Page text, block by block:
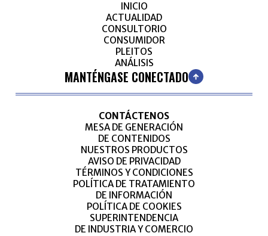
INICIO
ACTUALIDAD
CONSULTORIO
CONSUMIDOR
PLEITOS
ANÁLISIS
MANTÉNGASE CONECTADO
CONTÁCTENOS
MESA DE GENERACIÓN
DE CONTENIDOS
NUESTROS PRODUCTOS
AVISO DE PRIVACIDAD
TÉRMINOS Y CONDICIONES
POLÍTICA DE TRATAMIENTO
DE INFORMACIÓN
POLÍTICA DE COOKIES
SUPERINTENDENCIA
DE INDUSTRIA Y COMERCIO